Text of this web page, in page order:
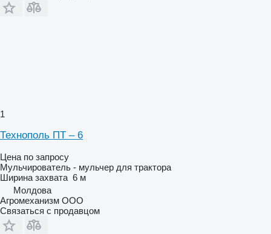
1
Технополь ПТ – 6
Цена по запросу
Мульчирователь - мульчер для трактора
Ширина захвата 6 м
Молдова
Агромеханизм ООО
Связаться с продавцом